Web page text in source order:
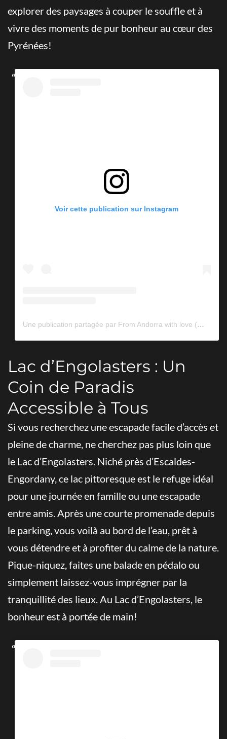
explorer des paysages à couper le souffle et à
vivre des moments de pur bonheur au cœur des
Pyrénées!
Voir cette publication sur Instagram
Une publication partagée par From Andorra with love (@andorrawithlove)
Lac d’Engolasters : Un
Coin de Paradis
Accessible à Tous
Si vous recherchez une escapade facile d’accès et
pleine de charme, ne cherchez pas plus loin que
le Lac d’Engolasters. Niché près d’Escaldes-
Engordany, ce lac pittoresque est le refuge idéal
pour une journée en famille ou une escapade
entre amis. Après une courte promenade depuis
le parking, vous voilà au bord de l’eau, prêt à
vous détendre et à profiter du calme de la nature.
Pique-niquez, faites une balade en pédalo ou
simplement laissez-vous imprégner par la
tranquillité des lieux. Au Lac d’Engolasters, le
bonheur est à portée de main!